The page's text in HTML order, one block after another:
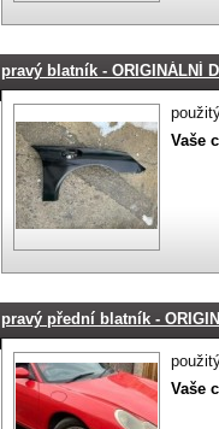
pravý blatník - ORIGINÁLNÍ
Vaše
pravý přední blatník -
Vaše